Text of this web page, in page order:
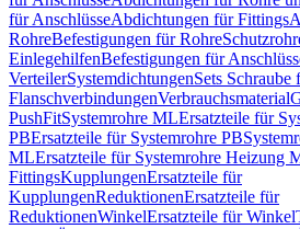
für AnschlüsseAbdichtungen für Fittings
RohreBefestigungen für Rohre
EinlegehilfenBefestigungen für
VerteilerSystemdichtungenSets Schraube
FlanschverbindungenVerbrauchsmaterial
PushFitSystemrohre MLErsatzteile für
PBErsatzteile für Systemrohre PB
MLErsatzteile für Systemrohre Heizung
FittingsKupplungenErsatzteile für
KupplungenReduktionenErsatzteile für
ReduktionenWinkelErsatzteile für Winkel